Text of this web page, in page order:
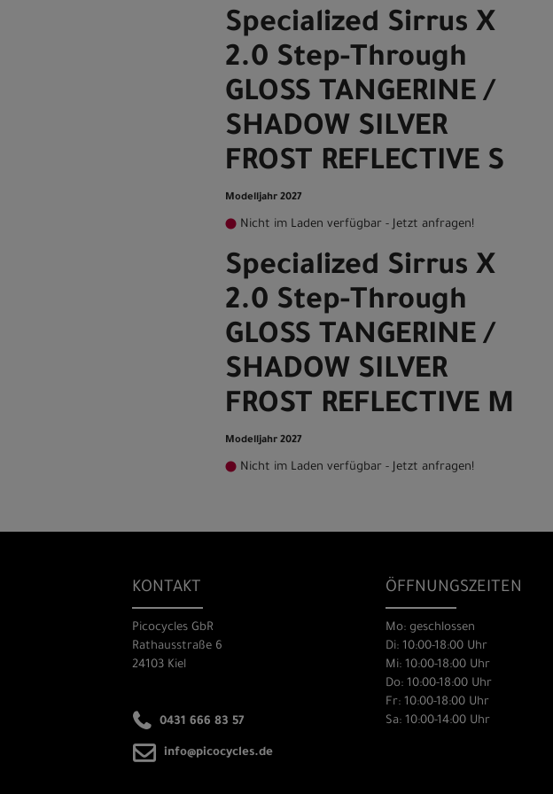
Specialized Sirrus X
2.0 Step-Through
GLOSS TANGERINE /
SHADOW SILVER
FROST REFLECTIVE S
Modelljahr 2027
Nicht im Laden verfügbar - Jetzt anfragen!
Specialized Sirrus X
2.0 Step-Through
GLOSS TANGERINE /
SHADOW SILVER
FROST REFLECTIVE M
Modelljahr 2027
Nicht im Laden verfügbar - Jetzt anfragen!
KONTAKT
Picocycles GbR
Rathausstraße 6
24103 Kiel
0431 666 83 57
info@picocycles.de
ÖFFNUNGSZEITEN
Mo: geschlossen
Di: 10:00-18:00 Uhr
Mi: 10:00-18:00 Uhr
Do: 10:00-18:00 Uhr
Fr: 10:00-18:00 Uhr
Sa: 10:00-14:00 Uhr